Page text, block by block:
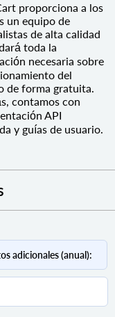
proporciona a los
un equipo de
de alta calidad
toda la
necesaria sobre
del
de forma gratuita.
contamos con
API
y guías de usuario.
adicionales (anual):